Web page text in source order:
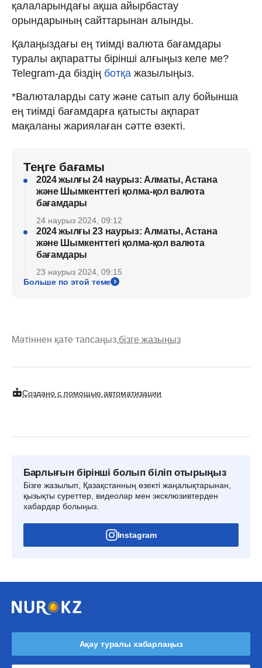
қалаларындағы ақша айырбастау
орындарының сайттарынан алынды.
Қалаңыздағы ең тиімді валюта бағамдары
туралы ақпаратты бірінші алғыңыз келе ме?
Telegram-да біздің ботқа жазылыңыз.
*Валюталарды сату және сатып алу бойынша
ең тиімді бағамдарға қатысты ақпарат
мақаланы жариялаған сәтте өзекті.
Теңге бағамы
2024 жылғы 24 наурыз: Алматы, Астана
және Шымкенттегі қолма-қол валюта
бағамдары
24 наурыз 2024, 09:12
2024 жылғы 23 наурыз: Алматы, Астана
және Шымкенттегі қолма-қол валюта
бағамдары
23 наурыз 2024, 09:15
Больше по этой теме
Мәтіннен қате тапсаңыз,бізге жазыңыз
Создано с помощью автоматизации
Барлығын бірінші болып біліп отырыңыз
Бізге жазылып, Қазақстанның өзекті жаңалықтарынан,
қызықты суреттер, видеолар мен эксклюзивтерден
хабардар болыңыз.
Instagram
Ақау туралы хабарлаңыз